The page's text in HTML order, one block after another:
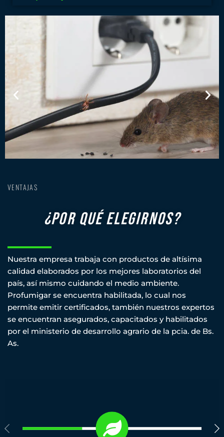
VENTAJAS
¿POR QUÉ ELEGIRNOS?
Nuestra empresa trabaja con productos de altísima
calidad elaborados por los mejores laboratorios del
país, así mismo cuidando el medio ambiente.
Profumigar se encuentra habilitada, lo cual nos
permite emitir certificados, también nuestros expertos
se encuentran asegurados, capacitados y habilitados
por el ministerio de desarrollo agrario de la pcia. de Bs.
As.